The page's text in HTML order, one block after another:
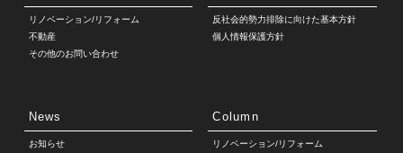
リノベーション/リフォーム
不動産
その他のお問い合わせ
反社会的勢力排除に向けた基本方針
個人情報保護方針
News
お知らせ
Column
リノベーション/リフォーム